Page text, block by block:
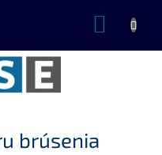
brúsenia